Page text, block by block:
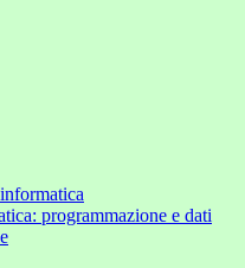
programmazione e dati